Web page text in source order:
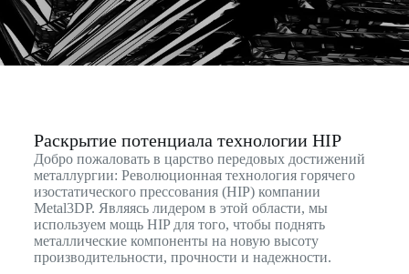
Раскрытие потенциала технологии HIP
Добро пожаловать в царство передовых достижений
металлургии: Революционная технология горячего
изостатического прессования (HIP) компании
Metal3DP. Являясь лидером в этой области, мы
используем мощь HIP для того, чтобы поднять
металлические компоненты на новую высоту
производительности, прочности и надежности.